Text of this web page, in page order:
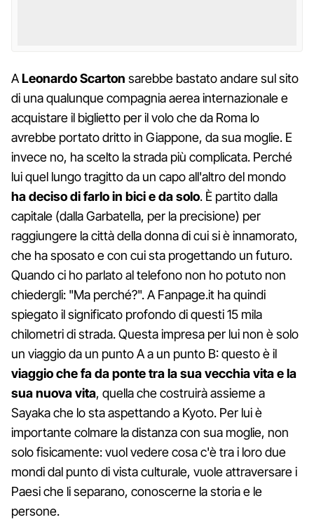
ALeonardo Scarton sarebbe bastato andare sul sito
di una qualunque compagnia aerea internazionale e
acquistare il biglietto per il volo che da Roma lo
avrebbe portato dritto in Giappone, da sua moglie. E
invece no, ha scelto la strada più complicata. Perché
lui quel lungo tragitto da un capo all'altro del mondo
ha deciso di farlo in bici e da solo. È partito dalla
capitale (dalla Garbatella, per la precisione) per
raggiungere la città della donna di cui si è innamorato,
che ha sposato e con cui sta progettando un futuro.
Quando ci ho parlato al telefono non ho potuto non
chiedergli: "Ma perché?". A Fanpage.it ha quindi
spiegato il significato profondo di questi 15 mila
chilometri di strada. Questa impresa per lui non è solo
un viaggio da un punto A a un punto B: questo è il
viaggio che fa da ponte tra la sua vecchia vita e la
sua nuova vita, quella che costruirà assieme a
Sayaka che lo sta aspettando a Kyoto. Per lui è
importante colmare la distanza con sua moglie, non
solo fisicamente: vuol vedere cosa c'è tra i loro due
mondi dal punto di vista culturale, vuole attraversare i
Paesi che li separano, conoscerne la storia e le
persone.